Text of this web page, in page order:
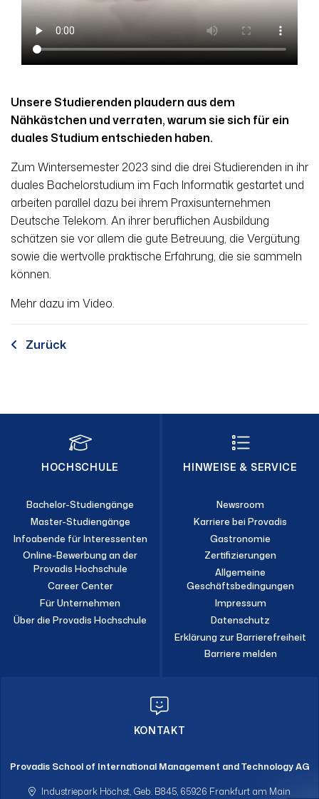
Unsere Studierenden plaudern aus dem
Nähkästchen und verraten, warum sie sich für ein
duales Studium entschieden haben.
Zum Wintersemester 2023 sind die drei Studierenden in ihr
duales Bachelorstudium im Fach Informatik gestartet und
arbeiten parallel dazu bei ihrem Praxisunternehmen
Deutsche Telekom. An ihrer beruflichen Ausbildung
schätzen sie vor allem die gute Betreuung, die Vergütung
sowie die wertvolle praktische Erfahrung, die sie sammeln
können.
Mehr dazu im Video.
Zurück
HOCHSCHULE
Bachelor-Studiengänge
Master-Studiengänge
Infoabende für Interessenten
Online-Bewerbung an der
Provadis Hochschule
Career Center
Für Unternehmen
Über die Provadis Hochschule
HINWEISE & SERVICE
Newsroom
Karriere bei Provadis
Gastronomie
Zertifizierungen
Allgemeine
Geschäftsbedingungen
Impressum
Datenschutz
Erklärung zur Barrierefreiheit
Barriere melden
KONTAKT
Provadis School of International Management and Technology AG
Industriepark Höchst, Geb. B845, 65926 Frankfurt am Main